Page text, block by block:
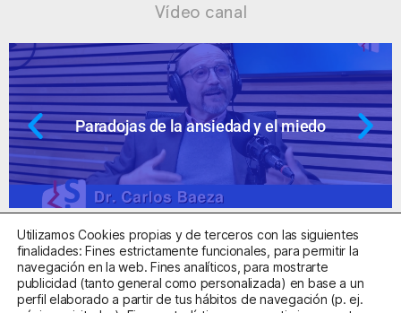
Vídeo canal
Paradojas de la ansiedad y el miedo
Centro Sanitario Autorizado con el código E08737002
Utilizamos Cookies propias y de terceros con las siguientes
finalidades: Fines estrictamente funcionales, para permitir la
navegación en la web. Fines analíticos, para mostrarte
publicidad (tanto general como personalizada) en base a un
perfil elaborado a partir de tus hábitos de navegación (p. ej.